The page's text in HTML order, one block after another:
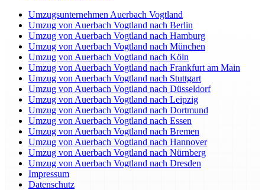
Umzugsunternehmen Auerbach Vogtland
Umzug von Auerbach Vogtland nach Berlin
Umzug von Auerbach Vogtland nach Hamburg
Umzug von Auerbach Vogtland nach München
Umzug von Auerbach Vogtland nach Köln
Umzug von Auerbach Vogtland nach Frankfurt am Main
Umzug von Auerbach Vogtland nach Stuttgart
Umzug von Auerbach Vogtland nach Düsseldorf
Umzug von Auerbach Vogtland nach Leipzig
Umzug von Auerbach Vogtland nach Dortmund
Umzug von Auerbach Vogtland nach Essen
Umzug von Auerbach Vogtland nach Bremen
Umzug von Auerbach Vogtland nach Hannover
Umzug von Auerbach Vogtland nach Nürnberg
Umzug von Auerbach Vogtland nach Dresden
Impressum
Datenschutz